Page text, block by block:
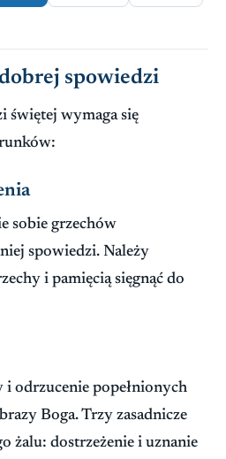
spowiedzi
świętej wymaga się
sobie grzechów
spowiedzi. Należy
i pamięcią sięgnąć do
odrzucenie popełnionych
Boga. Trzy zasadnicze
żalu: dostrzeżenie i uznanie